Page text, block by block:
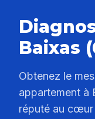
Baixas
Obtenez le
appartement à
réputé au cœur